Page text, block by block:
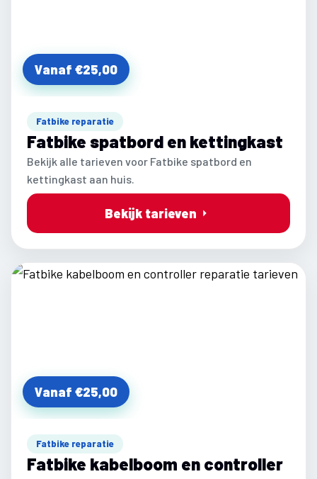
Vanaf €25,00
Fatbike reparatie
Fatbike spatbord en kettingkast
Bekijk alle tarieven voor Fatbike spatbord en
kettingkast aan huis.
Bekijk tarieven
Vanaf €25,00
Fatbike reparatie
Fatbike kabelboom en controller